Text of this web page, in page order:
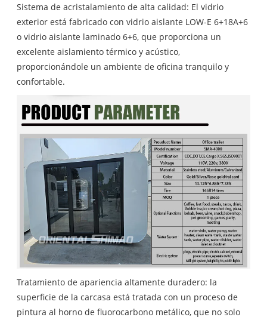
Sistema de acristalamiento de alta calidad: El vidrio
exterior está fabricado con vidrio aislante LOW-E 6+18A+6
o vidrio aislante laminado 6+6, que proporciona un
excelente aislamiento térmico y acústico,
proporcionándole un ambiente de oficina tranquilo y
confortable.
Tratamiento de apariencia altamente duradero: la
superficie de la carcasa está tratada con un proceso de
pintura al horno de fluorocarbono metálico, que no solo